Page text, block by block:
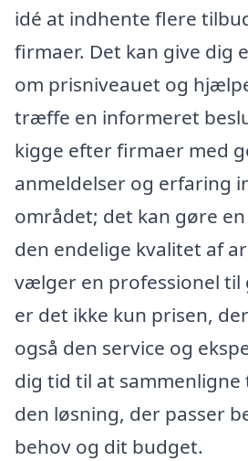
idé at indhente flere
firmaer. Det kan give dig
om prisniveauet og
træffe en informeret
kigge efter firmaer med
anmeldelser og erfaring
området; det kan gøre
den endelige kvalitet af
vælger en professionel til
er det ikke kun prisen,
også den service og
dig tid til at
den løsning, der passer
behov og dit budget.